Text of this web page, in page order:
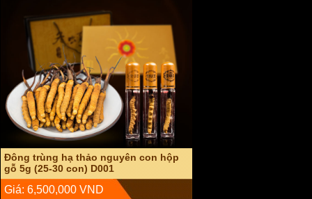
Đông trùng hạ thảo nguyên con hộp
gỗ 5g (25-30 con) D001
Giá: 6,500,000 VND